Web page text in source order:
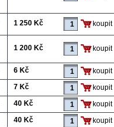
1 250 Kč koupit
1 200 Kč koupit
6 Kč
koupit
7 Kč
koupit
40 Kč
koupit
40 Kč
koupit